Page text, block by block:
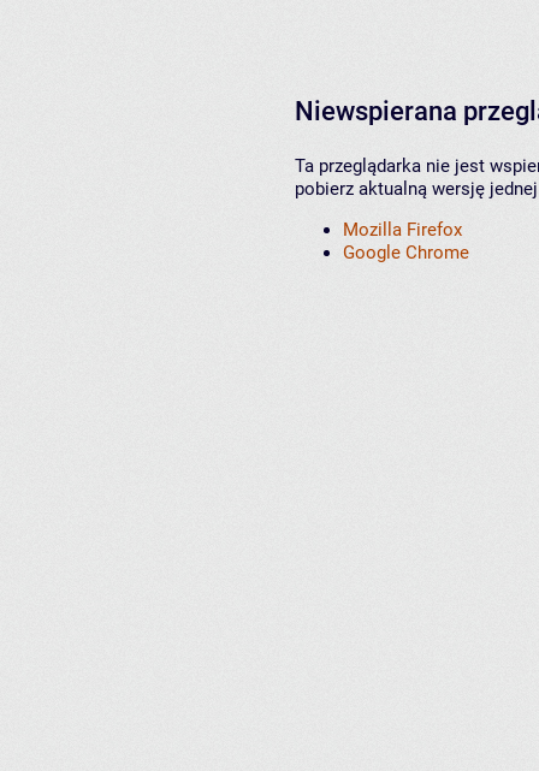
Niewspierana
Ta przeglądarka nie jest
pobierz aktualną wersję
Mozilla Firefox
Google Chrome